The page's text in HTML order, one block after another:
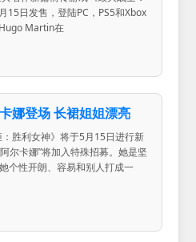
15日发售，登陆PC，PS5和Xbox
Martin在
娜登场 长裙姐姐漂亮
胜利女神》将于5月15日进行新
尔卡娜”将加入特殊招募。她是坚
个性开朗、容易和别人打成一